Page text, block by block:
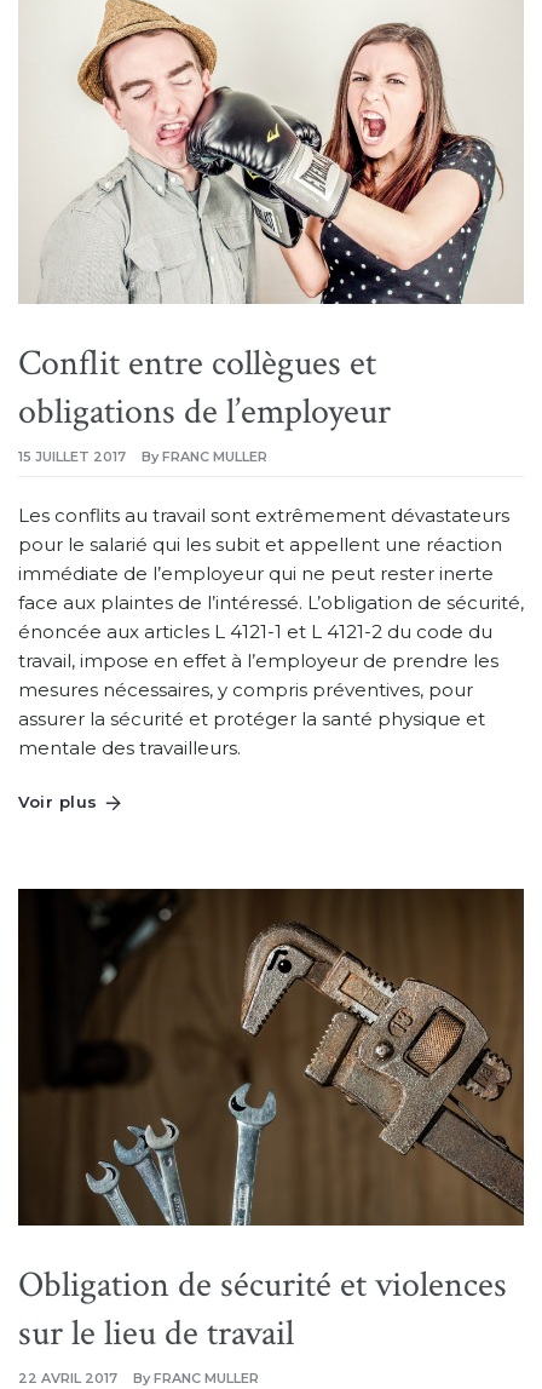
Conflit entre collègues et
obligations de l’employeur
15 JUILLET 2017 By FRANC MULLER
Les conflits au travail sont extrêmement dévastateurs
pour le salarié qui les subit et appellent une réaction
immédiate de l’employeur qui ne peut rester inerte
face aux plaintes de l’intéressé. L’obligation de sécurité,
énoncée aux articles L 4121-1 et L 4121-2 du code du
travail, impose en effet à l’employeur de prendre les
mesures nécessaires, y compris préventives, pour
assurer la sécurité et protéger la santé physique et
mentale des travailleurs.
Voir plus
Obligation de sécurité et violences
sur le lieu de travail
22 AVRIL 2017 By FRANC MULLER